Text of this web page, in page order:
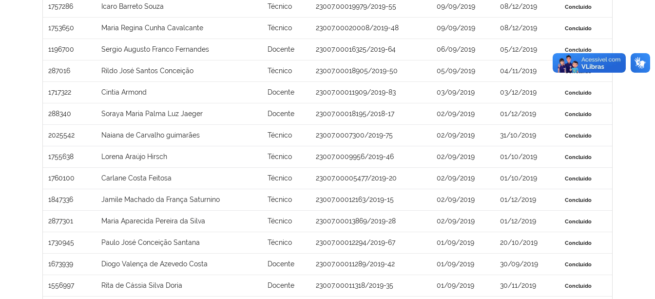
1757286 Icaro Barreto Souza Técnico 23007.00019979/2019-55 09/09/2019 08/12/2019 Concluído
1753650 Maria Regina Cunha Cavalcante Técnico 23007.00020008/2019-48 09/09/2019 08/12/2019 Concluído
1196700 Sergio Augusto Franco Fernandes Docente 23007.00016325/2019-64 06/09/2019 05/12/2019 Concluído
287016 Rildo José Santos Conceição Técnico 23007.00018905/2019-50 05/09/2019 04/11/2019 Concluído
1717322 Cintia Armond Docente 23007.00011909/2019-83 03/09/2019 03/12/2019 Concluído
288340 Soraya Maria Palma Luz Jaeger Docente 23007.00018195/2018-17 02/09/2019 01/12/2019 Concluído
2025542 Naiana de Carvalho guimarães Técnico 23007.0007300/2019-75 02/09/2019 31/10/2019 Concluído
1755638 Lorena Araújo Hirsch Técnico 23007.0009956/2019-46 02/09/2019 01/10/2019 Concluído
1760100 Carlane Costa Feitosa Técnico 23007.00005477/2019-20 02/09/2019 01/10/2019 Concluído
1847336 Jamile Machado da França Saturnino Técnico 23007.00012163/2019-15 02/09/2019 01/12/2019 Concluído
2877301 Maria Aparecida Pereira da Silva Técnico 23007.00013869/2019-28 02/09/2019 01/12/2019 Concluído
1730945 Paulo José Conceição Santana Técnico 23007.00012294/2019-67 01/09/2019 20/10/2019 Concluído
1673939 Diogo Valença de Azevedo Costa Docente 23007.00011289/2019-42 01/09/2019 30/09/2019 Concluído
1556997 Rita de Cássia Silva Doria Docente 23007.00011318/2019-35 01/09/2019 30/11/2019 Concluído